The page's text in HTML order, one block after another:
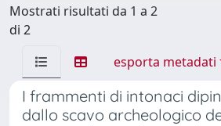
Mostrati risultati da 1 a 2
di 2
esporta metadati
I frammenti di intonaci
dallo scavo archeologico